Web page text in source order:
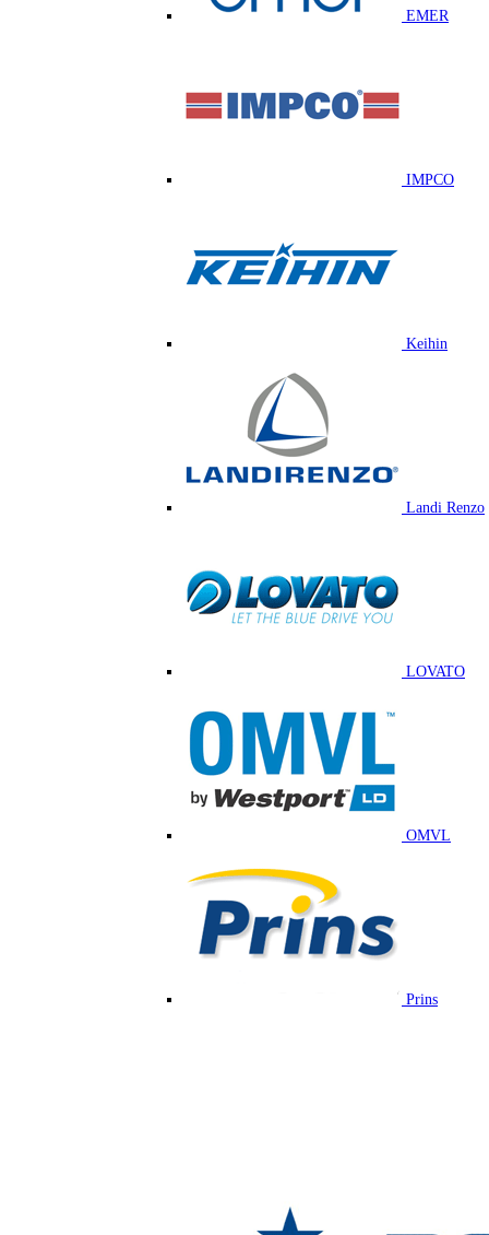
EMER
IMPCO
Keihin
Landi Renzo
LOVATO
OMVL
Prins